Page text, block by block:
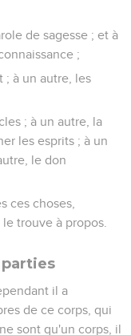
de sagesse ; et à
;
; à un autre, les
; à un autre, la
les esprits ; à un
le don
ces choses,
trouve à propos.
parties
il a
de ce corps, qui
sont qu'un corps, il